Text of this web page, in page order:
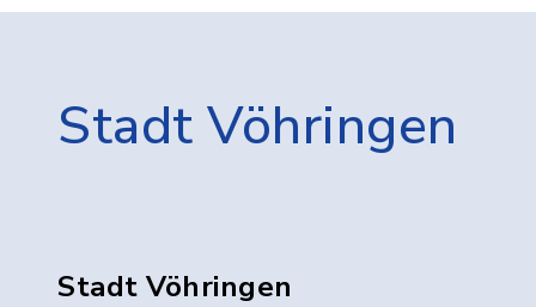
Stadt Vöhringen
Stadt Vöhringen